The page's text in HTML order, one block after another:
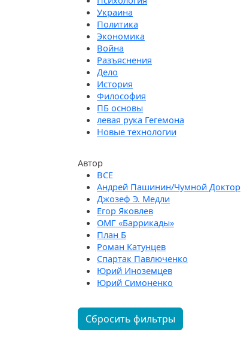
Украина
Политика
Экономика
Война
Разъяснения
Дело
История
Философия
ПБ основы
левая рука Гегемона
Новые технологии
Автор
Андрей Пашинин/Чумной Доктор
Джозеф Э. Медли
Егор Яковлев
ОМГ «Баррикады»
План Б
Роман Катунцев
Спартак Павлюченко
Юрий Иноземцев
Юрий Симоненко
Сбросить фильтры